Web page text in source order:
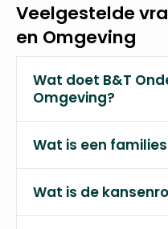
Veelgestelde
en Omgeving
Wat doet B&T
Omgeving?
Wat is een
Wat is de